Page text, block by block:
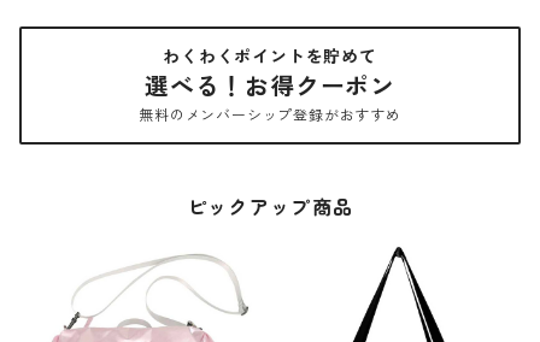
わくわくポイントを貯めて
選べる！お得クーポン
無料のメンバーシップ登録がおすすめ
ピックアップ商品